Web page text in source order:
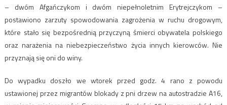
– dwóm Afgańczykom i dwóm niepełnoletnim Erytrejczykom –
postawiono zarzuty spowodowania zagrożenia w ruchu drogowym,
które stało się bezpośrednią przyczyną śmierci obywatela polskiego
oraz narażenia na niebezpieczeństwo życia innych kierowców. Nie
przyznają się oni do winy.
Do wypadku doszło we wtorek przed godz. 4 rano z powodu
ustawionej przez migrantów blokady z pni drzew na autostradzie A16,